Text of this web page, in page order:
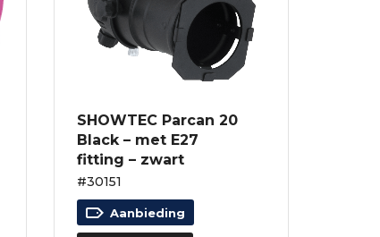
SHOWTEC Parcan 20
Black – met E27
fitting – zwart
#30151
Aanbieding